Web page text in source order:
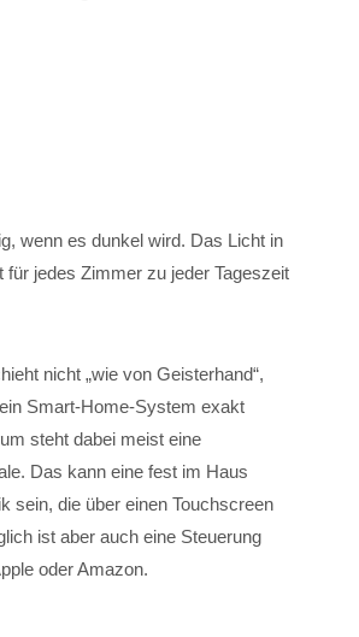
wenn es dunkel wird. Das Licht in
jedes Zimmer zu jeder Tageszeit
nicht „wie von Geisterhand“,
Smart-Home-System exakt
steht dabei meist eine
Das kann eine fest im Haus
sein, die über einen Touchscreen
ist aber auch eine Steuerung
oder Amazon.